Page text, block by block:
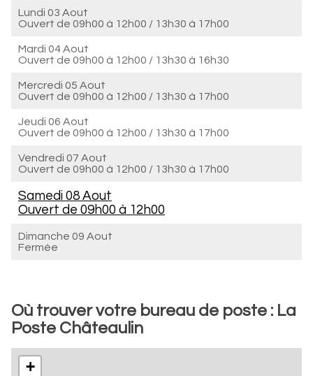
Lundi 03 Aout
Ouvert de 09h00 à 12h00 / 13h30 à 17h00
Mardi 04 Aout
Ouvert de 09h00 à 12h00 / 13h30 à 16h30
Mercredi 05 Aout
Ouvert de 09h00 à 12h00 / 13h30 à 17h00
Jeudi 06 Aout
Ouvert de 09h00 à 12h00 / 13h30 à 17h00
Vendredi 07 Aout
Ouvert de 09h00 à 12h00 / 13h30 à 17h00
Samedi 08 Aout
Ouvert de 09h00 à 12h00
Dimanche 09 Aout
Fermée
Où trouver votre bureau de poste : La
Poste Châteaulin
+